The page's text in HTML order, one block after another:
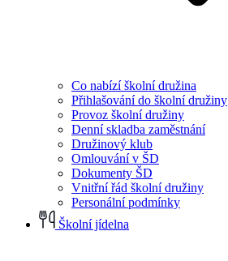
Co nabízí školní družina
Přihlašování do školní družiny
Provoz školní družiny
Denní skladba zaměstnání
Družinový klub
Omlouvání v ŠD
Dokumenty ŠD
Vnitřní řád školní družiny
Personální podmínky
Školní jídelna